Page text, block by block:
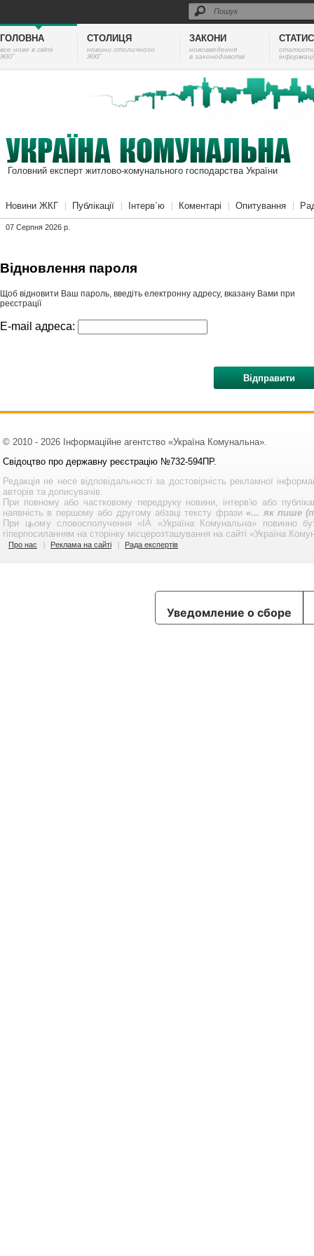
ГОЛОВНА
все нове в світі
ЖКГ
СТОЛИЦЯ
новини столичного
ЖКГ
ЗАКОНИ
нововведення
в законодавстві
Головний експерт житлово-комунального господарства України
Новини ЖКГ Публікації Інтерв`ю Коментарі Опитування
07 Серпня 2026 p.
Відновлення пароля
Щоб відновити Ваш пароль, введіть електронну адресу, вказану Вами при
реєстрації
E-mail адреса:
© 2010 - 2026 Інформаційне агентство «Україна Комунальна».
Свідоцтво про державну реєстрацію №732-594ПР.
Редакція не несе відповідальності за достовірність рекламної
авторів та дописувачів.
При повному або частковому передруку новини, інтерв'ю або
наявність в першому або другому абзаці тексту фрази«... як пише
При цьому словосполучення «ІА «Україна Комунальна» повинно
гіперпосиланням на сторінку місцерозташування на сайті «Україна
Про нас Реклама на сайті Рада експертів
Уведомление о сборе